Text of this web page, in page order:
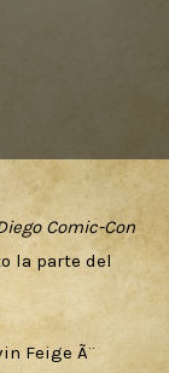
Comic-Con
la parte del
Feige Ã¨